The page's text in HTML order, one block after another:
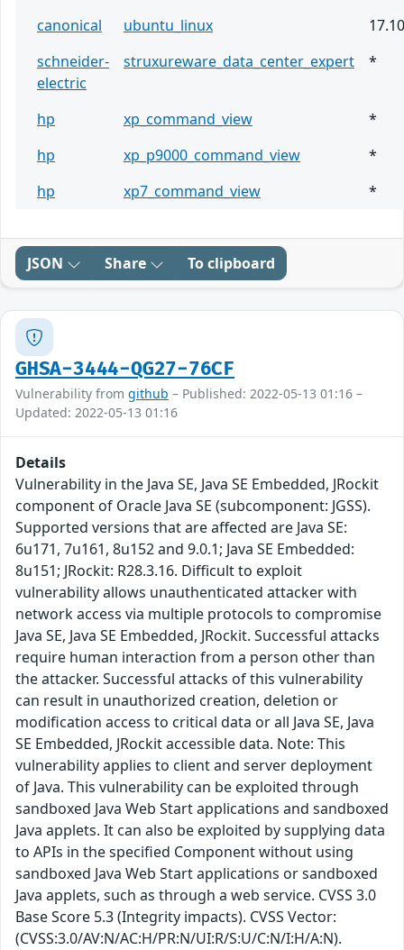
canonical ubuntu_linux
17.10
schneider-
electric
struxureware_data_center_expert *
hp xp_command_view
*
hp
xp_p9000_command_view
*
hp
xp7_command_view *
JSON Share To clipboard
GHSA-3444-QG27-76CF
Vulnerability from github – Published: 2022-05-13 01:16 –
Updated: 2022-05-13 01:16
Details
Vulnerability in the Java SE, Java SE Embedded, JRockit
component of Oracle Java SE (subcomponent: JGSS).
Supported versions that are affected are Java SE:
6u171, 7u161, 8u152 and 9.0.1; Java SE Embedded:
8u151; JRockit: R28.3.16. Difficult to exploit
vulnerability allows unauthenticated attacker with
network access via multiple protocols to compromise
Java SE, Java SE Embedded, JRockit. Successful attacks
require human interaction from a person other than
the attacker. Successful attacks of this vulnerability
can result in unauthorized creation, deletion or
modification access to critical data or all Java SE, Java
SE Embedded, JRockit accessible data. Note: This
vulnerability applies to client and server deployment
of Java. This vulnerability can be exploited through
sandboxed Java Web Start applications and sandboxed
Java applets. It can also be exploited by supplying data
to APIs in the specified Component without using
sandboxed Java Web Start applications or sandboxed
Java applets, such as through a web service. CVSS 3.0
Base Score 5.3 (Integrity impacts). CVSS Vector:
(CVSS:3.0/AV:N/AC:H/PR:N/UI:R/S:U/C:N/I:H/A:N).